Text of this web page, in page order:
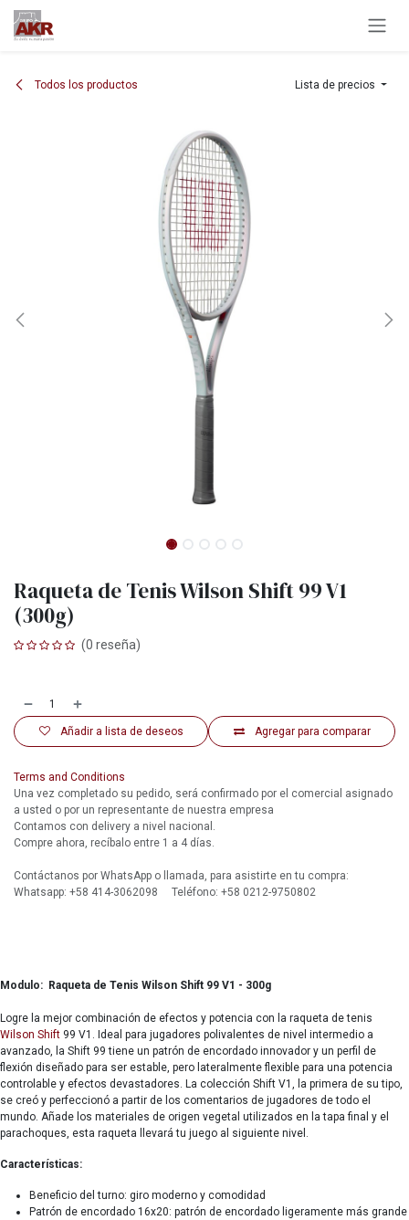
Ir al contenido
Todos los productos Lista de precios
Raqueta de Tenis Wilson Shift 99 V1
(300g)
(0 reseña)
Agregar para comparar
Añadir a lista de deseos
Terms and Conditions
Una vez completado su pedido, será confirmado por el comercial asignado
a usted o por un representante de nuestra empresa
Contamos con delivery a nivel nacional.
Compre ahora, recíbalo entre 1 a 4 días.
Contáctanos por WhatsApp o llamada, para asistirte en tu compra:
Whatsapp: +58 414-3062098 Teléfono: +58 0212-9750802
Modulo: Raqueta de Tenis Wilson Shift 99 V1 - 300g
Logre la mejor combinación de efectos y potencia con la raqueta de tenis
Wilson Shift 99 V1. Ideal para jugadores polivalentes de nivel intermedio a
avanzado, la Shift 99 tiene un patrón de encordado innovador y un perfil de
flexión diseñado para ser estable, pero lateralmente flexible para una potencia
controlable y efectos devastadores. La colección Shift V1, la primera de su tipo,
se creó y perfeccionó a partir de los comentarios de jugadores de todo el
mundo. Añade los materiales de origen vegetal utilizados en la tapa final y el
parachoques, esta raqueta llevará tu juego al siguiente nivel.
Características:
Beneficio del turno: giro moderno y comodidad
Patrón de encordado 16x20: patrón de encordado ligeramente más grande